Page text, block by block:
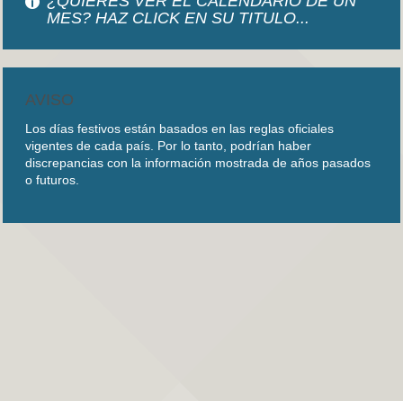
MES? HAZ CLICK EN SU TITULO...
AVISO
Los días festivos están basados en las reglas oficiales
vigentes de cada país. Por lo tanto, podrían haber
discrepancias con la información mostrada de años pasados
o futuros.